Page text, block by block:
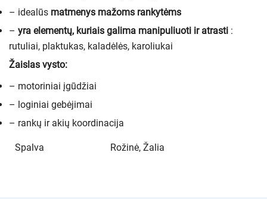
– idealūs matmenys mažoms rankytėms
– yra elementų, kuriais galima manipuliuoti ir atrasti :
rutuliai, plaktukas, kaladėlės, karoliukai
Žaislas vysto:
– motoriniai įgūdžiai
– loginiai gebėjimai
– rankų ir akių koordinacija
Spalva Rožinė, Žalia